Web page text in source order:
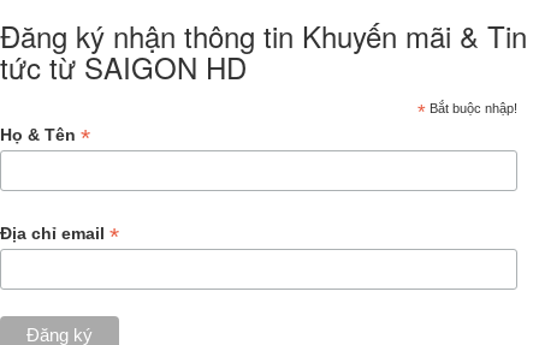
Đăng ký nhận thông tin Khuyến mãi & Tin
tức từ SAIGON HD
* Bắt buộc nhập!
Họ & Tên *
Địa chỉ email *